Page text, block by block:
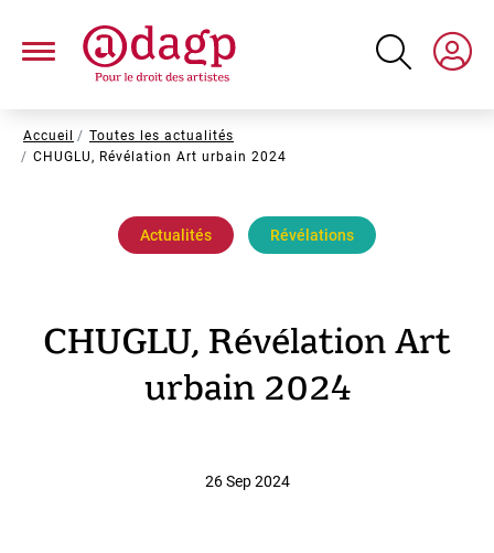
contenu
Fil
d'Ariane
Accueil
Toutes les actualités
CHUGLU, Révélation Art urbain 2024
Actualités Révélations
CHUGLU, Révélation Art
urbain 2024
26 Sep 2024